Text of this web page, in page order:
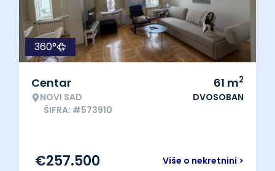
360°
Centar
NOVI SAD
ŠIFRA: #573910
61 m2
DVOSOBAN
Više o nekretnini >
€257.500